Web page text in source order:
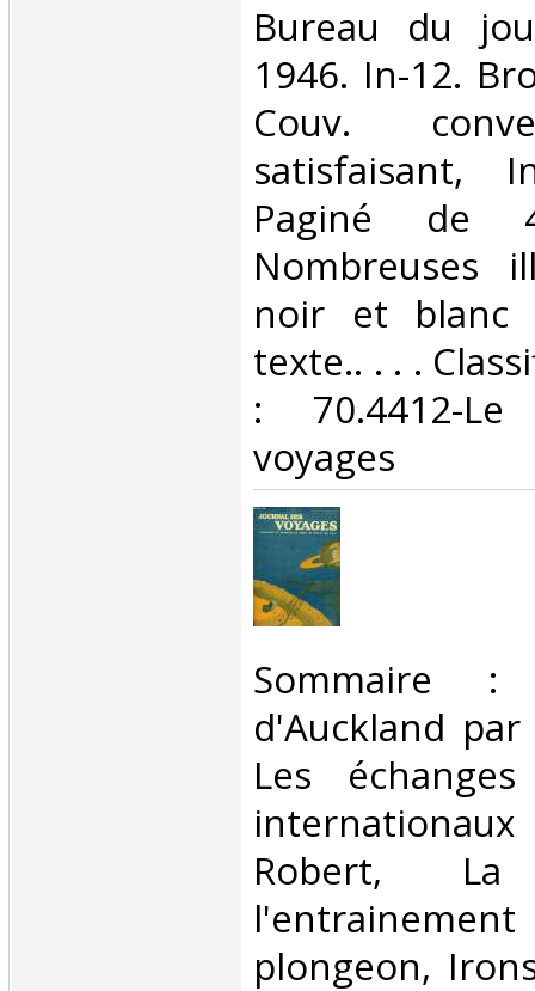
‎Bureau du
1946. In-12.
Couv.
satisfaisant,
Paginé de
Nombreuses
noir et blanc
texte.. . . .
: 70.4412-
voyages‎
‎Sommaire
d'Auckland
Les
Robert,
plongeon,